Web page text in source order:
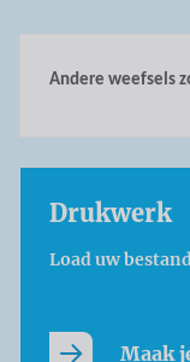
Andere weefsels
Drukwerk
Load uw
Maak